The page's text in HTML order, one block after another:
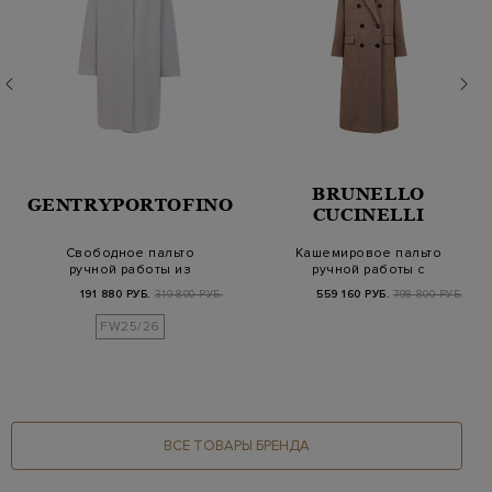
GENTRYPORTOFINO
Свободное пальто
ручной работы из
191 880 РУБ. 319 800 РУБ.
FW25/26
BRUNELLO
CUCINELLI
Кашемировое пальто
ручной работы с
559 160 РУБ. 798 800 РУБ.
ВСЕ ТОВАРЫ БРЕНДА